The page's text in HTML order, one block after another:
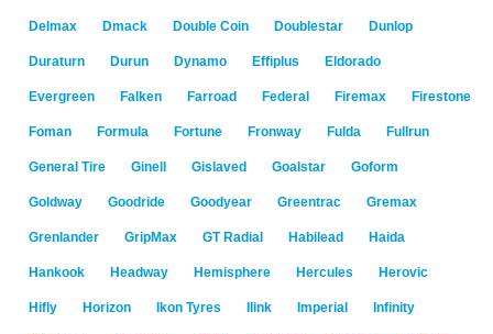
Delmax Dmack Double Coin Doublestar Dunlop
Duraturn Durun Dynamo Effiplus Eldorado
Evergreen Falken Farroad Federal Firemax Firestone
Foman Formula Fortune Fronway Fulda Fullrun
General Tire Ginell Gislaved Goalstar Goform
Goldway Goodride Goodyear Greentrac Gremax
Grenlander GripMax GT Radial Habilead Haida
Hankook Headway Hemisphere Hercules Herovic
Hifly Horizon Ikon Tyres Ilink Imperial Infinity